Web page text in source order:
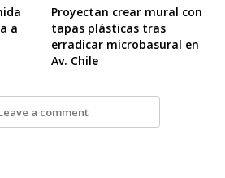
a
Proyectan crear mural con
tapas plásticas tras
erradicar microbasural en
Av. Chile
a comment